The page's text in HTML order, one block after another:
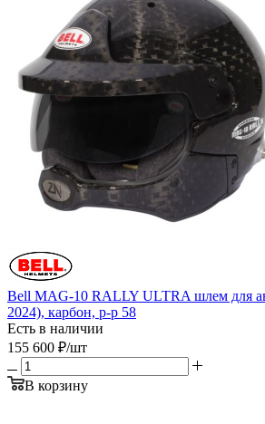
Bell MAG-10 RALLY ULTRA шлем для
2024), карбон, р-р 58
Есть в наличии
155 600 ₽/шт
В корзину